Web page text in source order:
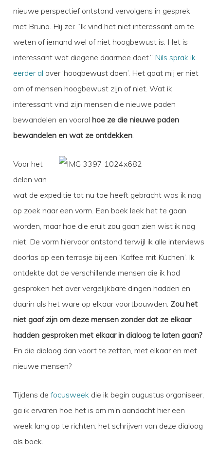
nieuwe perspectief ontstond vervolgens in gesprek
met Bruno. Hij zei: “Ik vind het niet interessant om te
weten of iemand wel of niet hoogbewust is. Het is
interessant wat diegene daarmee doet.” Nils sprak ik
eerder al over ‘hoogbewust doen’. Het gaat mij er niet
om of mensen hoogbewust zijn of niet. Wat ik
interessant vind zijn mensen die nieuwe paden
bewandelen en vooral hoe ze die nieuwe paden
bewandelen en wat ze ontdekken.
Voor het
delen van
wat de expeditie tot nu toe heeft gebracht was ik nog
op zoek naar een vorm. Een boek leek het te gaan
worden, maar hoe die eruit zou gaan zien wist ik nog
niet. De vorm hiervoor ontstond terwijl ik alle interviews
doorlas op een terrasje bij een ‘Kaffee mit Kuchen’. Ik
ontdekte dat de verschillende mensen die ik had
gesproken het over vergelijkbare dingen hadden en
daarin als het ware op elkaar voortbouwden. Zou het
niet gaaf zijn om deze mensen zonder dat ze elkaar
hadden gesproken met elkaar in dialoog te laten gaan?
En die dialoog dan voort te zetten, met elkaar en met
nieuwe mensen?
Tijdens de focusweekdie ik begin augustus organiseer,
ga ik ervaren hoe het is om m’n aandacht hier een
week lang op te richten: het schrijven van deze dialoog
als boek.